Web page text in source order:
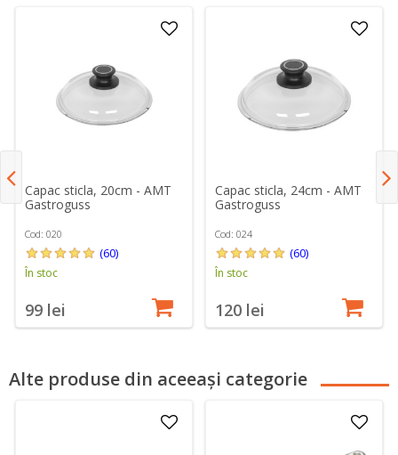
Capac sticla, 20cm - AMT
Gastroguss
Cod: 020
(60)
În stoc
99 lei
Capac sticla, 24cm - AMT
Gastroguss
Cod: 024
(60)
În stoc
120 lei
Alte produse din aceeași categorie